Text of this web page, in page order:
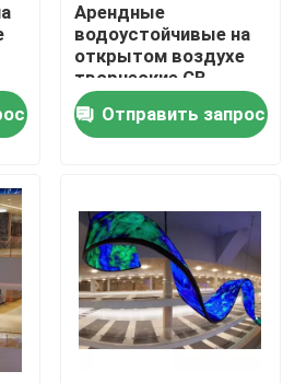
дисплея СИД
экран дисплея СИД
Арендные
водоустойчивые на
открытом воздухе
творческие CB
полного цвета
4.81mm экрана
дисплея СИД
Отправить запрос